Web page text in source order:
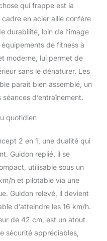
peuvent être
œuvre à la
ou en salle de
【2 en 1 Tapis de
pliable pour la
dispose de 12
prédéfinis,
une variété de
comme tapis
de 1 à 8 km/h ou
tapis roulant
une vitesse de 1 à
h pour répondre à
besoins
Le
de faire une
pendant votre
sans vous
qui frappe est la
en acier allié confère
durabilité, loin de l’image
de fitness à
moderne, lui permet de
sans le dénaturer. Les
paraît bien assemblé, un
d’entraînement.
quotidien
2 en 1, une dualité qui
Guidon replié, il se
utilisable sous un
h et pilotable via une
Guidon relevé, il devient
d’atteindre les 16 km/h.
de 42 cm, est un atout
sécurité appréciables,